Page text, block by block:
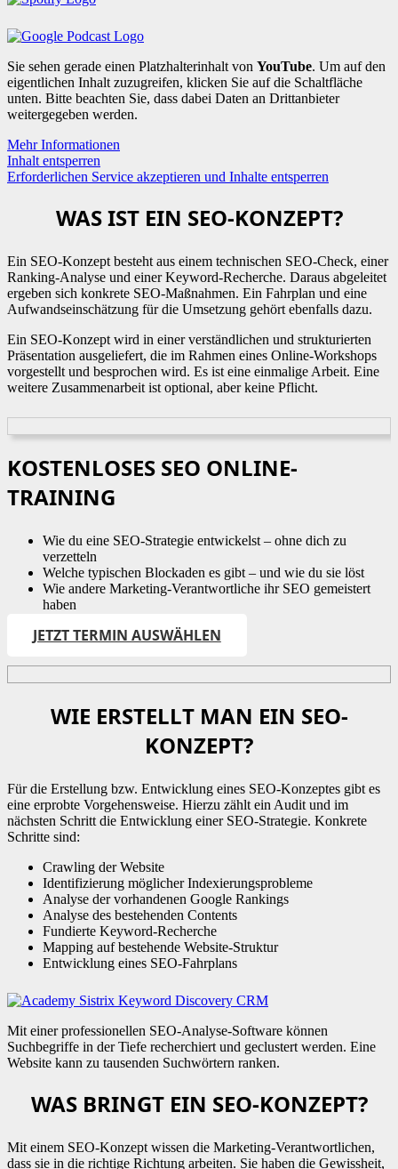
Sie sehen gerade einen Platzhalterinhalt von YouTube. Um auf den
eigentlichen Inhalt zuzugreifen, klicken Sie auf die Schaltfläche
unten. Bitte beachten Sie, dass dabei Daten an Drittanbieter
weitergegeben werden.
Mehr Informationen
Inhalt entsperren
Erforderlichen Service akzeptieren und Inhalte entsperren
WAS IST EIN SEO-KONZEPT?
Ein SEO-Konzept besteht aus einem technischen SEO-Check, einer
Ranking-Analyse und einer Keyword-Recherche. Daraus abgeleitet
ergeben sich konkrete SEO-Maßnahmen. Ein Fahrplan und eine
Aufwandseinschätzung für die Umsetzung gehört ebenfalls dazu.
Ein SEO-Konzept wird in einer verständlichen und strukturierten
Präsentation ausgeliefert, die im Rahmen eines Online-Workshops
vorgestellt und besprochen wird. Es ist eine einmalige Arbeit. Eine
weitere Zusammenarbeit ist optional, aber keine Pflicht.
KOSTENLOSES SEO ONLINE-
TRAINING
Wie du eine SEO-Strategie entwickelst – ohne dich zu
verzetteln
Welche typischen Blockaden es gibt – und wie du sie löst
Wie andere Marketing-Verantwortliche ihr SEO gemeistert
haben
JETZT TERMIN AUSWÄHLEN
WIE ERSTELLT MAN EIN SEO-
KONZEPT?
Für die Erstellung bzw. Entwicklung eines SEO-Konzeptes gibt es
eine erprobte Vorgehensweise. Hierzu zählt ein Audit und im
nächsten Schritt die Entwicklung einer SEO-Strategie. Konkrete
Schritte sind:
Crawling der Website
Identifizierung möglicher Indexierungsprobleme
Analyse der vorhandenen Google Rankings
Analyse des bestehenden Contents
Fundierte Keyword-Recherche
Mapping auf bestehende Website-Struktur
Entwicklung eines SEO-Fahrplans
Mit einer professionellen SEO-Analyse-Software können
Suchbegriffe in der Tiefe recherchiert und geclustert werden. Eine
Website kann zu tausenden Suchwörtern ranken.
WAS BRINGT EIN SEO-KONZEPT?
Mit einem SEO-Konzept wissen die Marketing-Verantwortlichen,
dass sie in die richtige Richtung arbeiten. Sie haben die Gewissheit,